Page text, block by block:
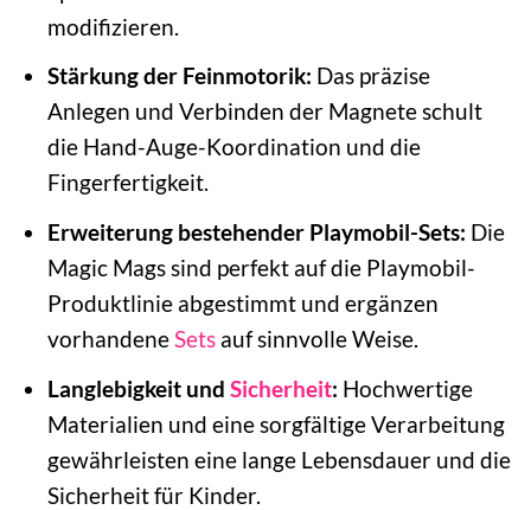
modifizieren.
Stärkung der Feinmotorik: Das präzise
Anlegen und Verbinden der Magnete schult
die Hand-Auge-Koordination und die
Fingerfertigkeit.
Erweiterung bestehender Playmobil-Sets: Die
Magic Mags sind perfekt auf die Playmobil-
Produktlinie abgestimmt und ergänzen
vorhandeneSetsauf sinnvolle Weise.
Langlebigkeit und Sicherheit: Hochwertige
Materialien und eine sorgfältige Verarbeitung
gewährleisten eine lange Lebensdauer und die
Sicherheit für Kinder.